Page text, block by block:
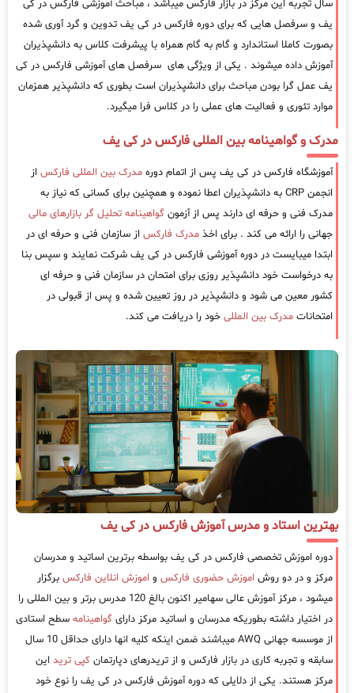
سال تجربه این مرکز در بازار فارکس میباشد ، مباحث آموزشی فارکس در کی
یف و سرفصل هایی که برای دوره فارکس در کی یف تدوین و گرد آوری شده
بصورت کاملا استاندارد و گام به گام همراه با پیشرفت کلاس به دانشپذیران
آموزش داده میشوند . یکی از ویژگی های سرفصل های آموزشی فارکس در کی
یف عمل گرا بودن مباحث برای دانشپذیران است بطوری که دانشپذیر همزمان
موارد تئوری و فعالیت های عملی را در کلاس فرا میگیرد.
مدرک و گواهینامه بین المللی فارکس در کی یف
آموزشگاه فارکس در کی یف پس از اتمام دوره مدرک بین المللی فارکس از
انجمن CRP به دانشپذیران اعطا نموده و همچنین برای کسانی که نیاز به
مدرک فنی و حرفه ای دارند پس از آزمون گواهینامه تحلیل گر بازارهای مالی
جهانی را ارائه می کند . برای اخذ مدرک فارکس از سازمان فنی و حرفه ای در
ابتدا میبایست در دوره آموزشی فارکس در کی یف شرکت نمایند و سپس بنا
به درخواست خود دانشپذیر روزی برای امتحان در سازمان فنی و حرفه ای
کشور معین می شود و دانشپذیر در روز تعیین شده و پس از قبولی در
امتحانات مدرک بین المللی خود را دریافت می کند.
بهترین استاد و مدرس آموزش فارکس در کی یف
دوره اموزش تخصصی فارکس در کی یف بواسطه برترین اساتید و مدرسان
مرکز و در دو روش اموزش حضوری فارکس و اموزش انلاین فارکس برگزار
میشود ، مرکز آموزش عالی سهامیر اکنون بالغ 120 مدرس برتر و بین المللی را
در اختیار داشته بطوریکه مدرسان و اساتید مرکز دارای گواهینامه سطح استادی
از موسسه جهانی AWQ میباشند ضمن اینکه کلیه انها دارای حداقل 10 سال
سابقه و تجربه کاری در بازار فارکس و از تریدرهای دپارتمان کپی ترید این
مرکز هستند. یکی از دلایلی که دوره آموزش فارکس در کی یف را نوع خود